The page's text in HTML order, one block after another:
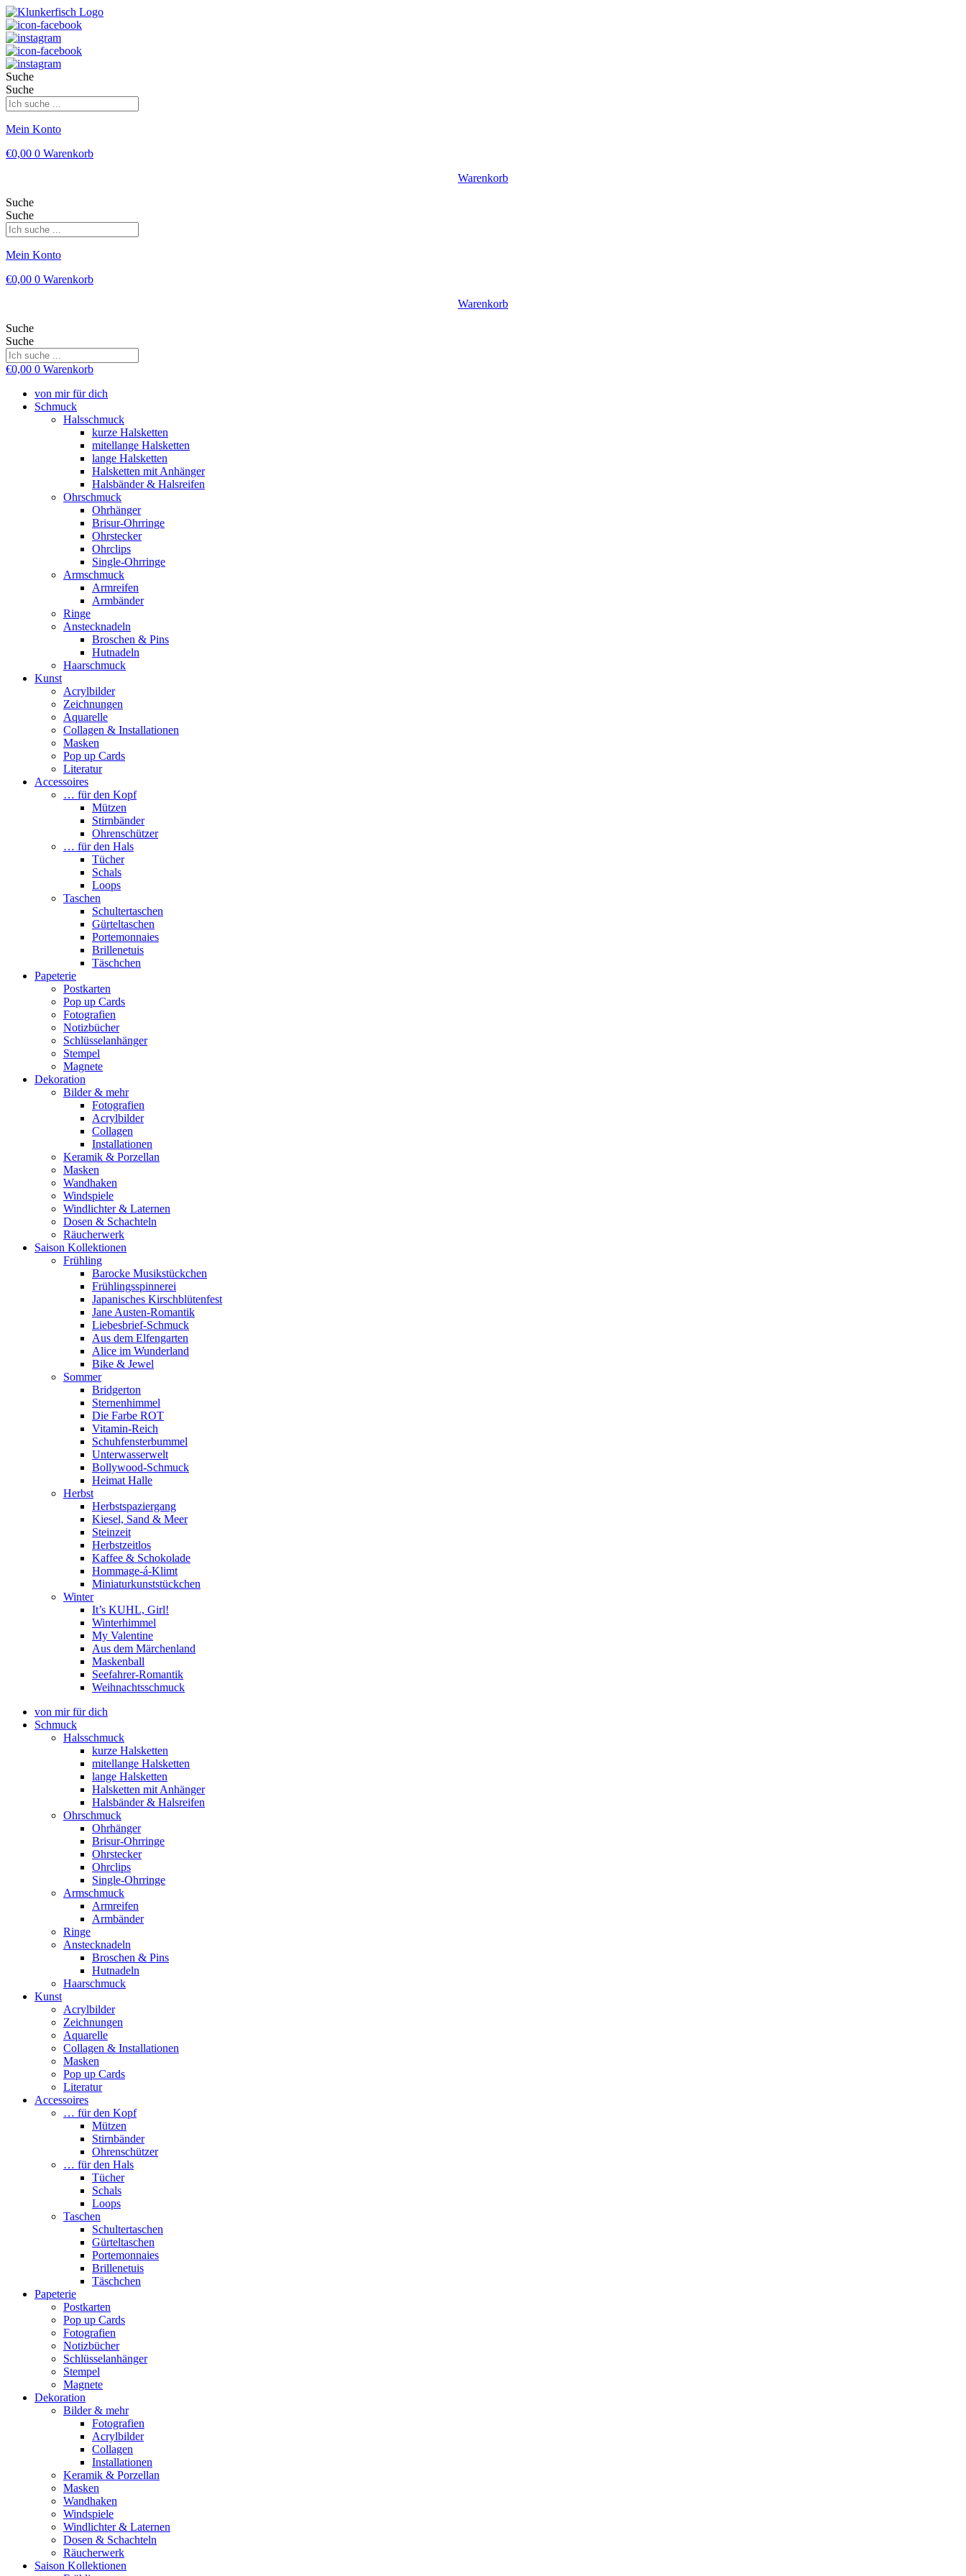
Suche
Suche
Mein Konto
€0,00 0 Warenkorb
Warenkorb
Suche
Suche
Mein Konto
€0,00 0 Warenkorb
Warenkorb
Suche
Suche
€0,00 0 Warenkorb
von mir für dich
Schmuck
Halsschmuck
kurze Halsketten
mitellange Halsketten
lange Halsketten
Halsketten mit Anhänger
Halsbänder & Halsreifen
Ohrschmuck
Ohrhänger
Brisur-Ohrringe
Ohrstecker
Ohrclips
Single-Ohrringe
Armschmuck
Armreifen
Armbänder
Ringe
Anstecknadeln
Broschen & Pins
Hutnadeln
Haarschmuck
Kunst
Acrylbilder
Zeichnungen
Aquarelle
Collagen & Installationen
Masken
Pop up Cards
Literatur
Accessoires
… für den Kopf
Mützen
Stirnbänder
Ohrenschützer
… für den Hals
Tücher
Schals
Loops
Taschen
Schultertaschen
Gürteltaschen
Portemonnaies
Brillenetuis
Täschchen
Papeterie
Postkarten
Pop up Cards
Fotografien
Notizbücher
Schlüsselanhänger
Stempel
Magnete
Dekoration
Bilder & mehr
Fotografien
Acrylbilder
Collagen
Installationen
Keramik & Porzellan
Masken
Wandhaken
Windspiele
Windlichter & Laternen
Dosen & Schachteln
Räucherwerk
Saison Kollektionen
Frühling
Barocke Musikstückchen
Frühlingsspinnerei
Japanisches Kirschblütenfest
Jane Austen-Romantik
Liebesbrief-Schmuck
Aus dem Elfengarten
Alice im Wunderland
Bike & Jewel
Sommer
Bridgerton
Sternenhimmel
Die Farbe ROT
Vitamin-Reich
Schuhfensterbummel
Unterwasserwelt
Bollywood-Schmuck
Heimat Halle
Herbst
Herbstspaziergang
Kiesel, Sand & Meer
Steinzeit
Herbstzeitlos
Kaffee & Schokolade
Hommage-á-Klimt
Miniaturkunststückchen
Winter
It’s KUHL, Girl!
Winterhimmel
My Valentine
Aus dem Märchenland
Maskenball
Seefahrer-Romantik
Weihnachtsschmuck
von mir für dich
Schmuck
Halsschmuck
kurze Halsketten
mitellange Halsketten
lange Halsketten
Halsketten mit Anhänger
Halsbänder & Halsreifen
Ohrschmuck
Ohrhänger
Brisur-Ohrringe
Ohrstecker
Ohrclips
Single-Ohrringe
Armschmuck
Armreifen
Armbänder
Ringe
Anstecknadeln
Broschen & Pins
Hutnadeln
Haarschmuck
Kunst
Acrylbilder
Zeichnungen
Aquarelle
Collagen & Installationen
Masken
Pop up Cards
Literatur
Accessoires
… für den Kopf
Mützen
Stirnbänder
Ohrenschützer
… für den Hals
Tücher
Schals
Loops
Taschen
Schultertaschen
Gürteltaschen
Portemonnaies
Brillenetuis
Täschchen
Papeterie
Postkarten
Pop up Cards
Fotografien
Notizbücher
Schlüsselanhänger
Stempel
Magnete
Dekoration
Bilder & mehr
Fotografien
Acrylbilder
Collagen
Installationen
Keramik & Porzellan
Masken
Wandhaken
Windspiele
Windlichter & Laternen
Dosen & Schachteln
Räucherwerk
Saison Kollektionen